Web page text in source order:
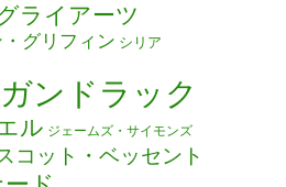
ライアーツ
グリフィン シリア
ンドラック
ル ジェームズ・サイモンズ
コット・ベッセント